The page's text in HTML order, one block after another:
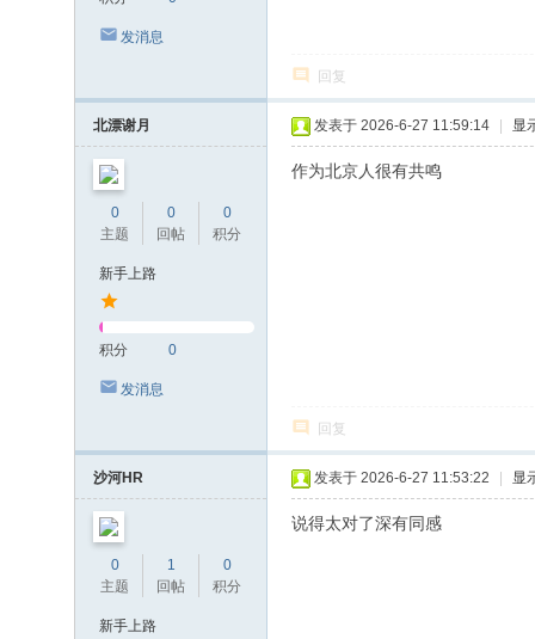
发消息
回复
北漂谢月
0
主题
0
回帖
0
积分
新手上路
积分 0
发消息
发表于 2026-6-27 11:59:14 显
作为北京人很有共鸣
回复
沙河HR
0
主题
1
回帖
0
积分
新手上路
发表于 2026-6-27 11:53:22 显
说得太对了深有同感